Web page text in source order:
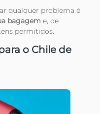
qualquer problema é
bagagem e, de
permitidos.
o Chile de